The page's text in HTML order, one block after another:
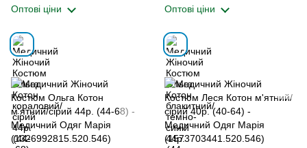
Оптові ціни Оптові ціни